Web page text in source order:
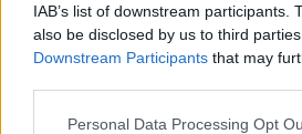
IAB’s list of downstream participants.
also be disclosed by us to third
Downstream Participants that may
Personal Data Processing Opt
Ατρόμητος και Novibet
Ανανέωση της συνεργασίας τους
07/08/2026 - 11:50 ΑΘΛΗΤΙΣΜΟΣ